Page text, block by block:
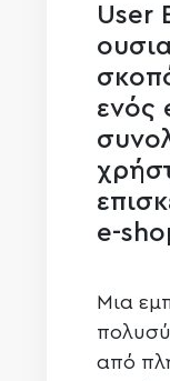
User
ενός
e-
Μια
από